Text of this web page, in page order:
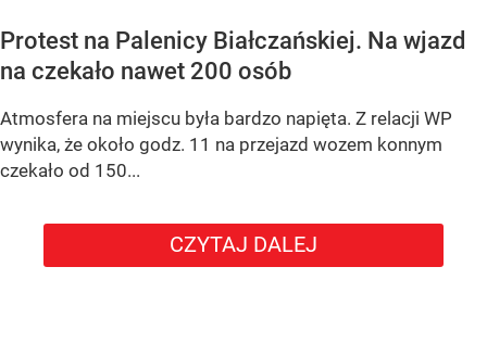
Protest na Palenicy Białczańskiej. Na wjazd
na czekało nawet 200 osób
Atmosfera na miejscu była bardzo napięta. Z relacji WP
wynika, że około godz. 11 na przejazd wozem konnym
czekało od 150...
CZYTAJ DALEJ